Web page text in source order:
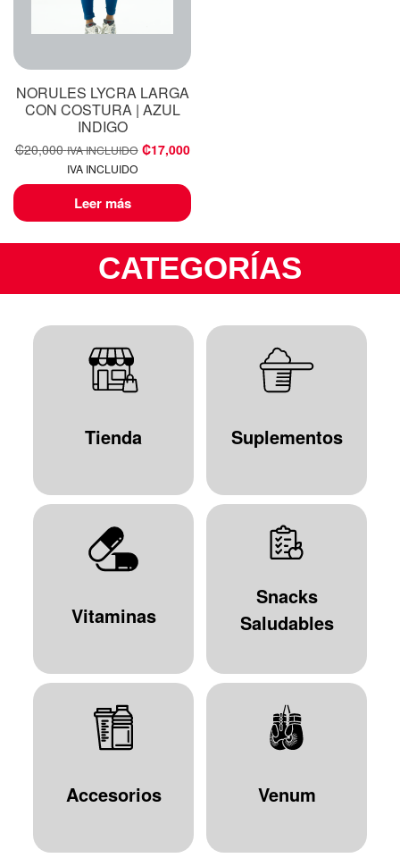
NORULES LYCRA LARGA
CON COSTURA | AZUL
INDIGO
₡20,000 IVA INCLUIDO ₡17,000
IVA INCLUIDO
Leer más
CATEGORÍAS
Tienda Suplementos
Vitaminas
Snacks
Saludables
Accesorios Venum